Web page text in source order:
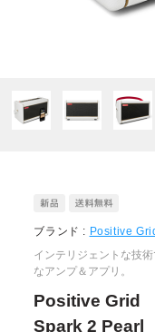
ブランド : Positive
インテリジェントな技
なアンプ＆アプリ。
Positive Grid
Spark 2 Pearl